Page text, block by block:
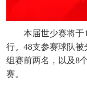
本届世少赛将于
行。48支参赛球队
组赛前两名，以及8
赛。